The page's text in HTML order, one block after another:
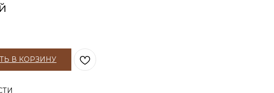
В КОРЗИНУ